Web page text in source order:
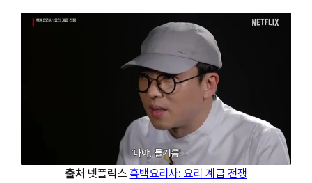
출처 넷플릭스흑백요리사: 요리 계급 전쟁